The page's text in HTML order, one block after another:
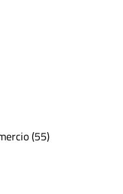
(55)